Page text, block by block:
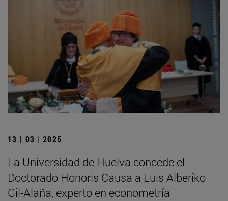
13 | 03 | 2025
La Universidad de Huelva concede el
Doctorado Honoris Causa a Luis Alberiko
Gil-Alaña, experto en econometría